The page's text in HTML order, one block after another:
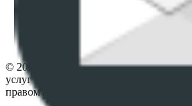
Настройки cookie-файлов
© 2026 Республиканское унитарное
услуг "БелЮрОбеспечение" - Все
правом